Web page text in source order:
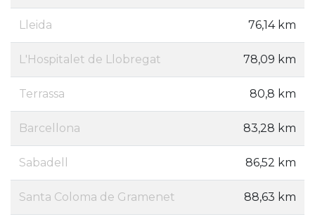
Lleida 76,14 km
L'Hospitalet de Llobregat 78,09 km
Terrassa 80,8 km
Barcellona 83,28 km
Sabadell 86,52 km
Santa Coloma de Gramenet 88,63 km